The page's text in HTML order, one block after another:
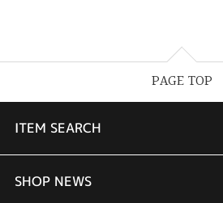
PAGE TOP
ITEM SEARCH
婚約指輪
SHOP NEWS